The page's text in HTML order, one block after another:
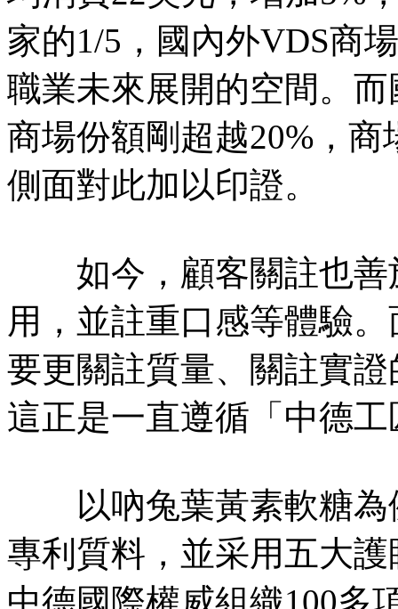
家的1/5，國內外VDS商
職業未來展開的空間。
商場份額剛超越20%，
側面對此加以印證。
如今，顧客關註也善
用，並註重口感等體驗
要更關註質量、關註實
這正是一直遵循「中德
以吶兔葉黃素軟糖為
專利質料，並采用五大
中德國際權威組織100多